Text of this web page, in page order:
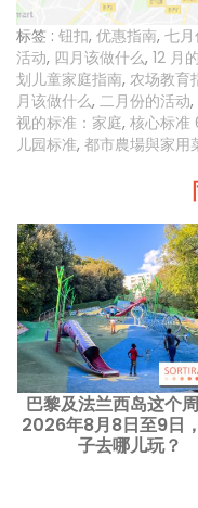
标签 : 钮扣, 优惠指南, 七
活动, 四月该做什么, 12 月
划儿童家庭指南, 农场教育
月该做什么, 二月份的活动,
视的标准：家庭, 核心标准
儿园标准, 都市農場與家用
巴黎及法兰西岛这个
2026年8月8日至9日
子去哪儿玩？